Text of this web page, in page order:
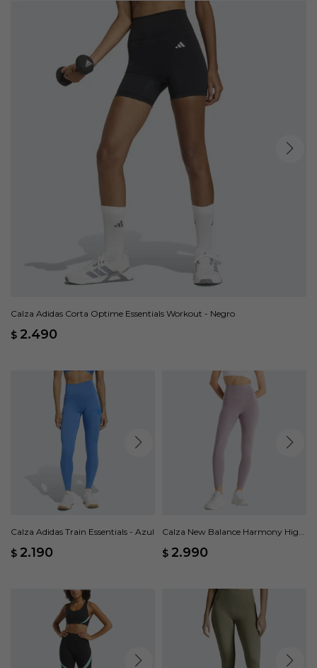
Calza Adidas Corta Optime Essentials Workout - Negro
$ 2.490
Calza Adidas Train Essentials - Azul
$ 2.190
Calza New Balance Harmony High
$ 2.990